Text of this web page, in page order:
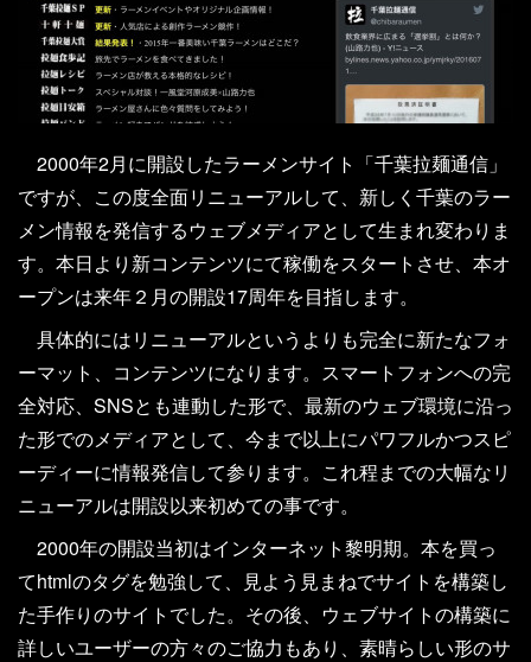
2000年2月に開設したラーメンサイト「千葉拉麺通信」
ですが、この度全面リニューアルして、新しく千葉のラー
メン情報を発信するウェブメディアとして生まれ変わりま
す。本日より新コンテンツにて稼働をスタートさせ、本オ
ープンは来年２月の開設17周年を目指します。
具体的にはリニューアルというよりも完全に新たなフォ
ーマット、コンテンツになります。スマートフォンへの完
全対応、SNSとも連動した形で、最新のウェブ環境に沿っ
た形でのメディアとして、今まで以上にパワフルかつスピ
ーディーに情報発信して参ります。これ程までの大幅なリ
ニューアルは開設以来初めての事です。
2000年の開設当初はインターネット黎明期。本を買っ
てhtmlのタグを勉強して、見よう見まねでサイトを構築し
た手作りのサイトでした。その後、ウェブサイトの構築に
詳しいユーザーの方々のご協力もあり、素晴らしい形のサ